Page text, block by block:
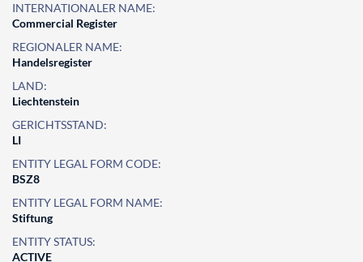
INTERNATIONALER NAME:
Commercial Register
REGIONALER NAME:
Handelsregister
LAND:
Liechtenstein
GERICHTSSTAND:
LI
ENTITY LEGAL FORM CODE:
BSZ8
ENTITY LEGAL FORM NAME:
Stiftung
ENTITY STATUS:
ACTIVE